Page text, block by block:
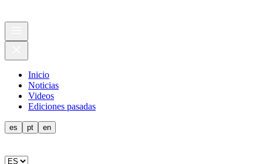
Inicio
Noticias
Videos
Ediciones pasadas
es pt en